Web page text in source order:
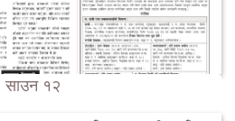
साउन १२